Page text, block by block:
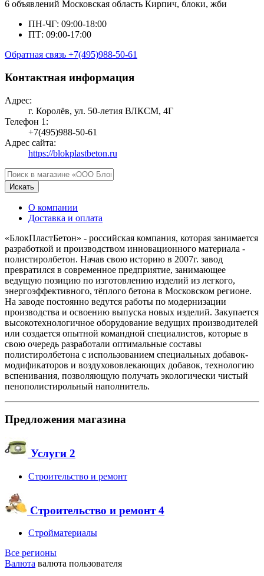
6 объявлений Московская область Кирпич, блоки, жби
ПН-ЧГ: 09:00-18:00
ПТ: 09:00-17:00
Обратная связь +7(495)988-50-61
Контактная информация
Адрес:
г. Королёв, ул. 50-летия ВЛКСМ, 4Г
Телефон 1:
+7(495)988-50-61
Адрес сайта:
https://blokplastbeton.ru
Искать
О компании
Доставка и оплата
«БлокПластБетон» - российская компания, которая занимается
разработкой и производством инновационного материала -
полистиролбетон. Начав свою историю в 2007г. завод
превратился в современное предприятие, занимающее
ведущую позицию по изготовлению изделий из легкого,
энергоэффективного, тёплого бетона в Московском регионе.
На заводе постоянно ведутся работы по модернизации
производства и освоению выпуска новых изделий. Закупается
высокотехнологичное оборудование ведущих производителей
или создается опытной командной специалистов, которые в
свою очередь разработали оптимальные составы
полистиролбетона с использованием специальных добавок-
модификаторов и воздухововлекающих добавок, технологию
вспенивания, позволяющую получать экологически чистый
пенополистирольный наполнитель.
Предложения магазина
Услуги 2
Строительство и ремонт
Строительство и ремонт4
Стройматериалы
Все регионы
Валюта валюта пользователя